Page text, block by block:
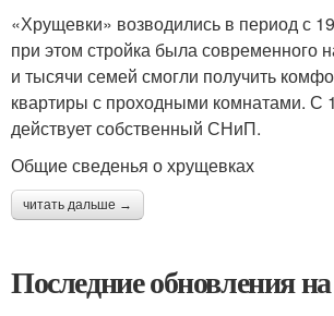
«Хрущевки» возводились в период с
при этом стройка была современного
и тысячи семей смогли получить
квартиры с проходными комнатами. С
действует собственный СНиП.
Общие сведенья о хрущевках
читать дальше →
Последние обновления